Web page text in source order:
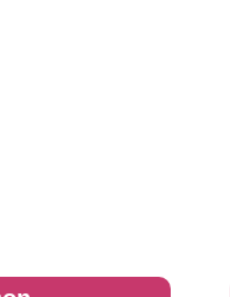
Placa Automotiva Dianteira